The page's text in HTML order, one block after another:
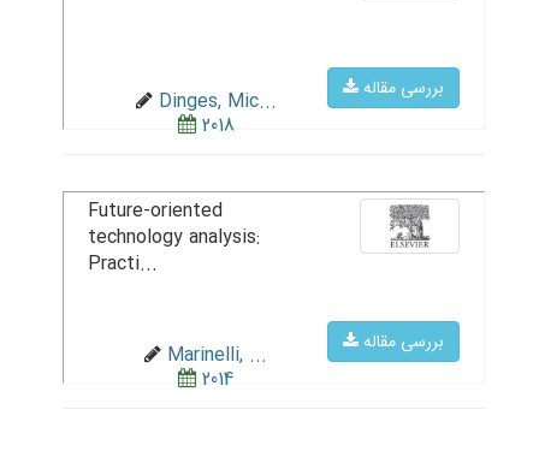
بررسی مقاله
Dinges, Mic...
2018
بررسی مقاله
Future-oriented
technology analysis:
Practi...
Marinelli, ...
2014